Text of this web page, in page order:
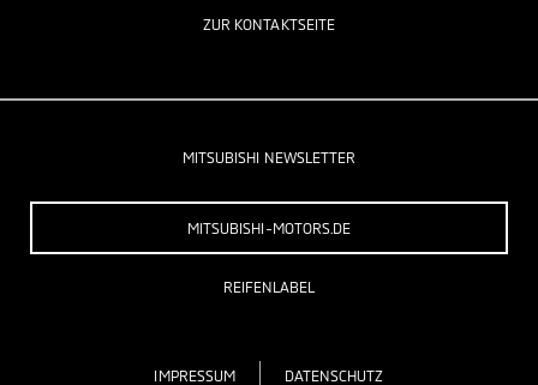
ZUR KONTAKTSEITE
MITSUBISHI NEWSLETTER
MITSUBISHI-MOTORS.DE
REIFENLABEL
IMPRESSUM
DATENSCHUTZ